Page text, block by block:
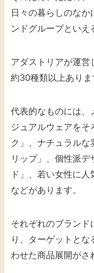
日々の暮らしのなか
ンドグループといえ
アダストリアが運営
約30種類以上ありま
代表的なものには、
ジュアルウェアをそ
ク」、ナチュラルな
リップ」、個性派
ド」、若い女性に人
などがあります。
それぞれのブランド
り、ターゲットと
わせた商品展開がさ